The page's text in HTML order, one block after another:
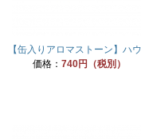
【缶入りアロマストーン】ハ
価格： 740円（税別）